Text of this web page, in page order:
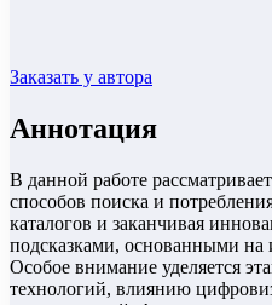
Заказать у автора
Аннотация
В данной работе
способов поиска и
каталогов и заканчивая
подсказками, основанными на
Особое внимание уделяется
технологий, влиянию